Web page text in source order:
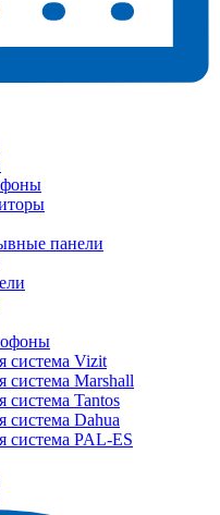
панели
система Vizit
система Marshall
система Tantos
система Dahua
система PAL-ES